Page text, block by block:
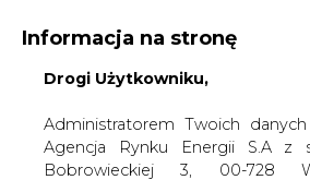
KONTAKT:
WYDAWCA PORTALU:
WYSOKI KONTRAST WIELKOŚĆ TEKSTU
Informacja na stronę
Drogi Użytkowniku,
Administratorem Twoich
Agencja Rynku Energii S.A z
Bobrowieckiej 3, 00-728